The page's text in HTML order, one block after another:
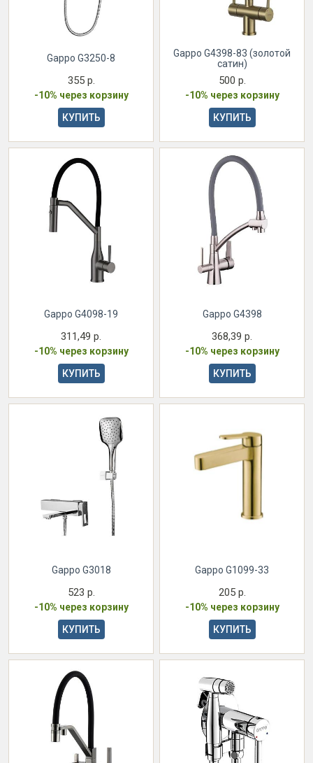
Gappo G3250-8
355 р.
-10% через корзину
КУПИТЬ
Gappo G4398-83 (золотой
сатин)
500 р.
-10% через корзину
КУПИТЬ
Gappo G4098-19
311,49 р.
-10% через корзину
КУПИТЬ
Gappo G4398
368,39 р.
-10% через корзину
КУПИТЬ
Gappo G3018
523 р.
-10% через корзину
КУПИТЬ
Gappo G1099-33
205 р.
-10% через корзину
КУПИТЬ